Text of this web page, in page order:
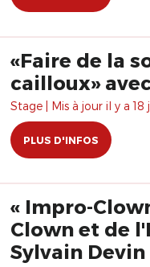
«Faire de la
cailloux»
Stage | Mis à jour il y a 18
PLUS D'INFOS
« Impro-
Clown et de
Sylvain Devin